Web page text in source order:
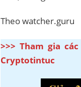
Theo watcher.guru
>>> Tham gia
Cryptotintuc